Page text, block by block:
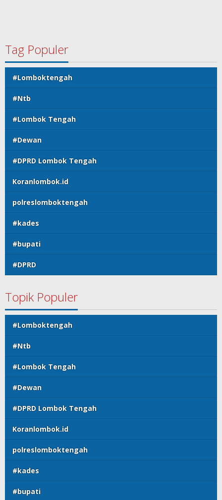
Tag Populer
#Lomboktengah
#Ntb
#Lombok Tengah
#Dewan
#DPRD Lombok Tengah
Koranlombok.id
polreslomboktengah
#kades
#bupati
#DPRD
Topik Populer
#Lomboktengah
#Ntb
#Lombok Tengah
#Dewan
#DPRD Lombok Tengah
Koranlombok.id
polreslomboktengah
#kades
#bupati